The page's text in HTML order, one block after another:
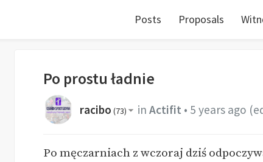
Posts Proposals
Po prostu ładnie
racibo (73) in Actifit • 5 years ago
Po męczarniach z wczoraj dziś